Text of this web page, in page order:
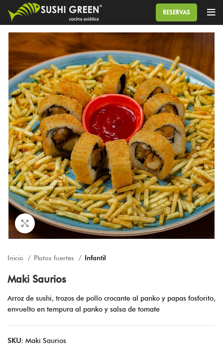
RESERVAS
Click to enlarge
Inicio Platos fuertes Infantil
Maki Saurios
Arroz de sushi, trozos de pollo crocante al panko y papas fosforito,
envuelto en tempura al panko y salsa de tomate
SKU: Maki Saurios